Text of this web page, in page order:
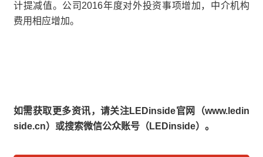
计提减值。公司2016年度对外投资事项增加，中介机构
费用相应增加。
如需获取更多资讯，请关注LEDinside官网（www.ledin
side.cn）或搜索微信公众账号（LEDinside）。